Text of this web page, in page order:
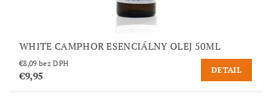
WHITE CAMPHOR ESENCIÁLNY OLEJ 50ML
€8,09 bez DPH
€9,95 DETAIL